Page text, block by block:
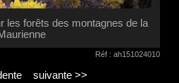
les forêts des montagnes de la
Réf : ah151024010
suivante >>